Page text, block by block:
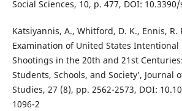
Social Sciences, 10, p. 477, DOI:
Katsiyannis, A., Whitford, D. K., Ennis, R.
Examination of United States Intentional
Shootings in the 20th and 21st
Students, Schools, and Society’, Journal
Studies, 27 (8), pp. 2562-2573, DOI:
1096-2